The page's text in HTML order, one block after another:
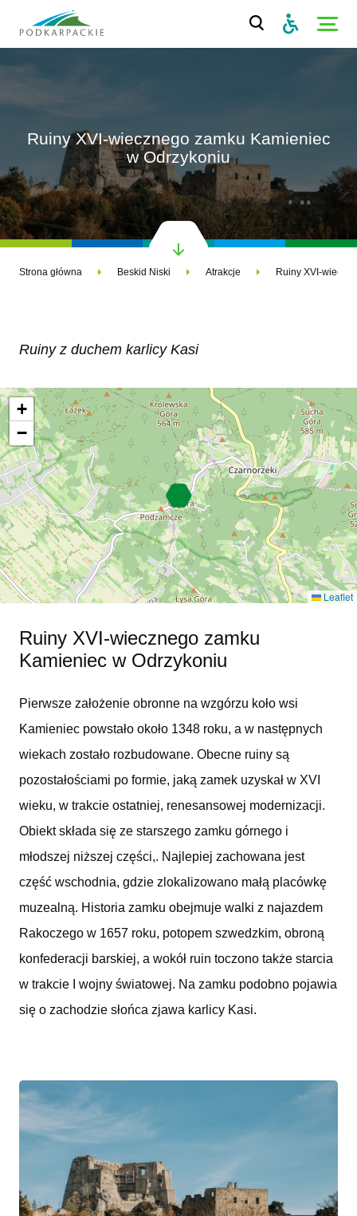
Ruiny XVI-wiecznego zamku Kamieniec
w Odrzykoniu
Strona główna Beskid Niski Atrakcje
Ruiny z duchem karlicy Kasi
+
−
Leaflet
Ruiny XVI-wiecznego zamku
Kamieniec w Odrzykoniu
Pierwsze założenie obronne na wzgórzu koło wsi
Kamieniec powstało około 1348 roku, a w następnych
wiekach zostało rozbudowane. Obecne ruiny są
pozostałościami po formie, jaką zamek uzyskał w XVI
wieku, w trakcie ostatniej, renesansowej modernizacji.
Obiekt składa się ze starszego zamku górnego i
młodszej niższej części,. Najlepiej zachowana jest
część wschodnia, gdzie zlokalizowano małą placówkę
muzealną. Historia zamku obejmuje walki z najazdem
Rakoczego w 1657 roku, potopem szwedzkim, obroną
konfederacji barskiej, a wokół ruin toczono także starcia
w trakcie I wojny światowej. Na zamku podobno pojawia
się o zachodzie słońca zjawa karlicy Kasi.